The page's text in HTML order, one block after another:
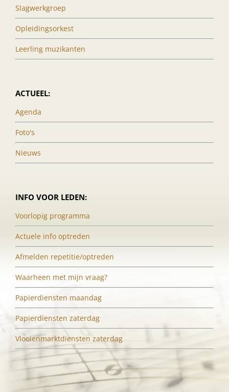
Slagwerkgroep
Opleidingsorkest
Leerling muzikanten
ACTUEEL:
Agenda
Foto's
Nieuws
INFO VOOR LEDEN:
Voorlopig programma
Actuele info optreden
Afmelden repetitie/optreden
Waarheen met mijn vraag?
Papierdiensten maandag
Papierdiensten zaterdag
Vlooienmarktdiensten zaterdag